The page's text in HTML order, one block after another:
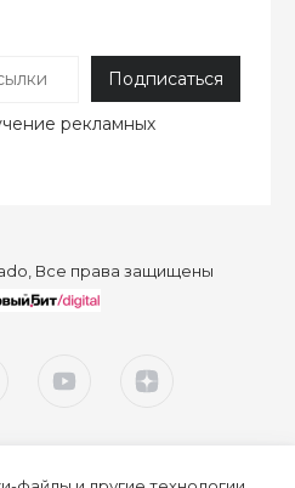
рекламных
Все права защищены